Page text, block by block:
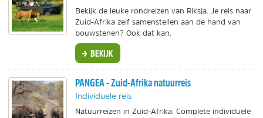
Bekijk de leuke rondreizen van Riksja. Je reis naar
Zuid-Afrika zelf samenstellen aan de hand van
bouwstenen? Ook dat kan.
BEKIJK
PANGEA - Zuid-Afrika natuurreis
Individuele reis
Natuurreizen in Zuid-Afrika. Complete individuele